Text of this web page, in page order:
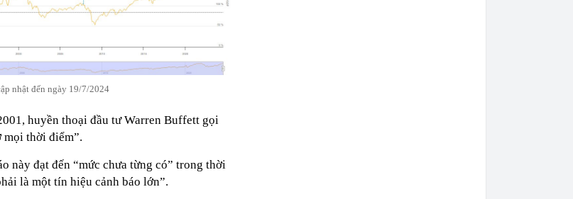
nhật đến ngày 19/7/2024
huyền thoại đầu tư Warren Buffett gọi
mọi thời điểm”.
này đạt đến “mức chưa từng có” trong thời
là một tín hiệu cảnh báo lớn”.